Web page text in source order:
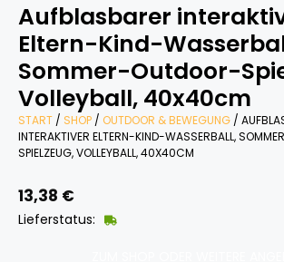
Aufblasbarer
Eltern-Kind-
Sommer-Outdoor-
Volleyball, 40x40cm
START / SHOP / OUTDOOR & BEWEGUNG /
INTERAKTIVER ELTERN-KIND-WASSERBALL,
SPIELZEUG, VOLLEYBALL, 40X40CM
13,38 €
Lieferstatus: